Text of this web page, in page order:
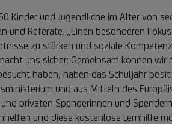
Kinder und Jugendliche im Alter von
Referate. „Einen besonderen
zu stärken und soziale
uns sicher: Gemeinsam können wir
haben, haben das Schuljahr
und aus Mitteln des
privaten Spenderinnen und
und diese kostenlose Lernhilfe